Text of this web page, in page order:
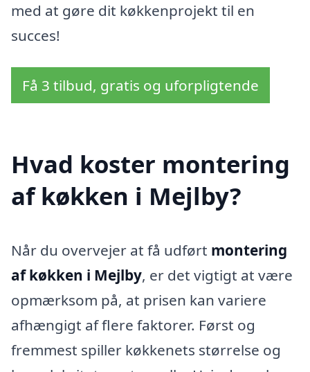
med at gøre dit køkkenprojekt til en
succes!
Få 3 tilbud, gratis og uforpligtende
Hvad koster montering
af køkken i Mejlby?
Når du overvejer at få udført montering
af køkken i Mejlby, er det vigtigt at være
opmærksom på, at prisen kan variere
afhængigt af flere faktorer. Først og
fremmest spiller køkkenets størrelse og